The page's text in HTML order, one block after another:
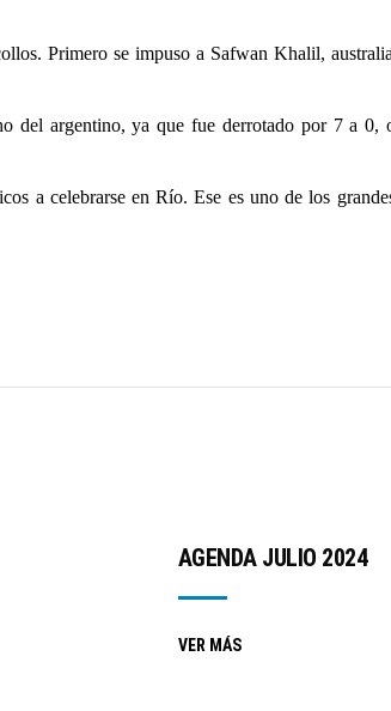
Primero se impuso a Safwan Khalil,
del argentino, ya que fue derrotado por 7 a 0,
a celebrarse en Río. Ese es uno de los
AGENDA JULIO 2024
VER MÁS